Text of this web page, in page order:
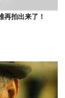
再拍出来了！